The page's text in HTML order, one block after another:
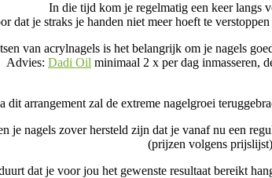
In die tijd kom je regelmatig een keer langs
dat je straks je handen niet meer hoeft te
van acrylnagels is het belangrijk om je nagels
Advies: Dadi Oil minimaal 2 x per dag inmasseren,
dit arrangement zal de extreme nagelgroei
je nagels zover hersteld zijn dat je vanaf nu een
(prijzen volgens
dat je voor jou het gewenste resultaat bereikt